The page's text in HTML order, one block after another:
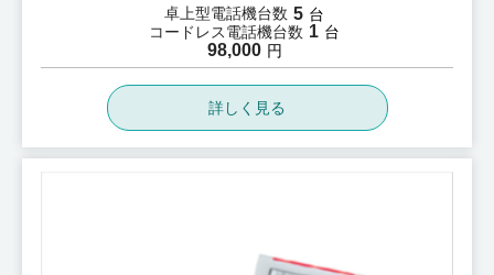
卓上型電話機台数 5 台
コードレス電話機台数 1 台
98,000 円
詳しく見る